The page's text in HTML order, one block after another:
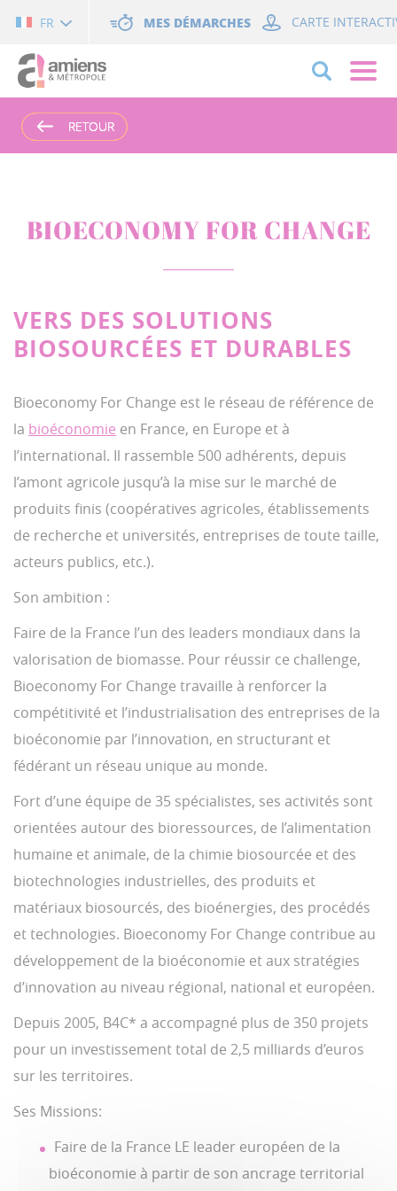
FR MES DÉMARCHES CARTE
RETOUR
RETOUR
RETOUR
BIOECONOMY FOR CHANGE
VERS DES SOLUTIONS
BIOSOURCÉES ET DURABLES
Bioeconomy For Change est le réseau de référence de
la bioéconomie en France, en Europe et à
l’international. Il rassemble 500 adhérents, depuis
l’amont agricole jusqu’à la mise sur le marché de
produits finis (coopératives agricoles, établissements
de recherche et universités, entreprises de toute taille,
acteurs publics, etc.).
Son ambition :
Faire de la France l’un des leaders mondiaux dans la
valorisation de biomasse. Pour réussir ce challenge,
Bioeconomy For Change travaille à renforcer la
compétitivité et l’industrialisation des entreprises de la
bioéconomie par l’innovation, en structurant et
fédérant un réseau unique au monde.
Fort d’une équipe de 35 spécialistes, ses activités sont
orientées autour des bioressources, de l’alimentation
humaine et animale, de la chimie biosourcée et des
biotechnologies industrielles, des produits et
matériaux biosourcés, des bioénergies, des procédés
et technologies. Bioeconomy For Change contribue au
développement de la bioéconomie et aux stratégies
d’innovation au niveau régional, national et européen.
Depuis 2005, B4C* a accompagné plus de 350 projets
pour un investissement total de 2,5 milliards d’euros
sur les territoires.
Ses Missions:
Faire de la France LE leader européen de la
bioéconomie à partir de son ancrage territorial